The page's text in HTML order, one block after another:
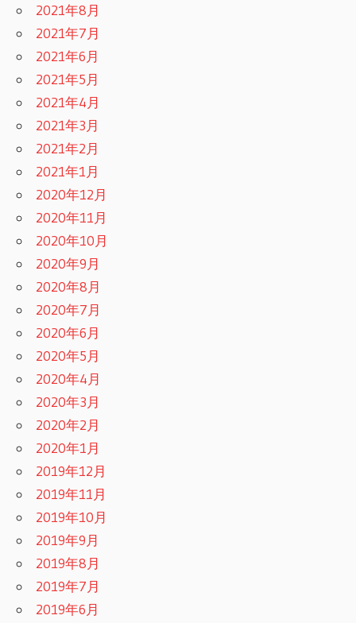
2021年8月
2021年7月
2021年6月
2021年5月
2021年4月
2021年3月
2021年2月
2021年1月
2020年12月
2020年11月
2020年10月
2020年9月
2020年8月
2020年7月
2020年6月
2020年5月
2020年4月
2020年3月
2020年2月
2020年1月
2019年12月
2019年11月
2019年10月
2019年9月
2019年8月
2019年7月
2019年6月